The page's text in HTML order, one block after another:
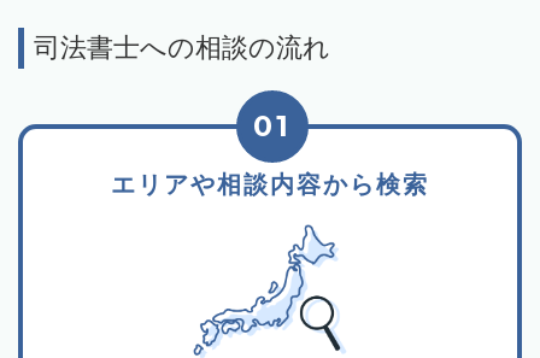
司法書士への相談の流れ
エリアや相談内容から検索
01